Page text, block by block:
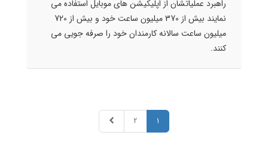
راهبرد عملیاتشان از اپلیکیشن های موبایل استفاده می
نمایند بیش از 370 میلیون ساعت خود و بیش از 720
میلیون ساعت سالانه کارمندان خود را صرفه جویی می
کنند.
1
2